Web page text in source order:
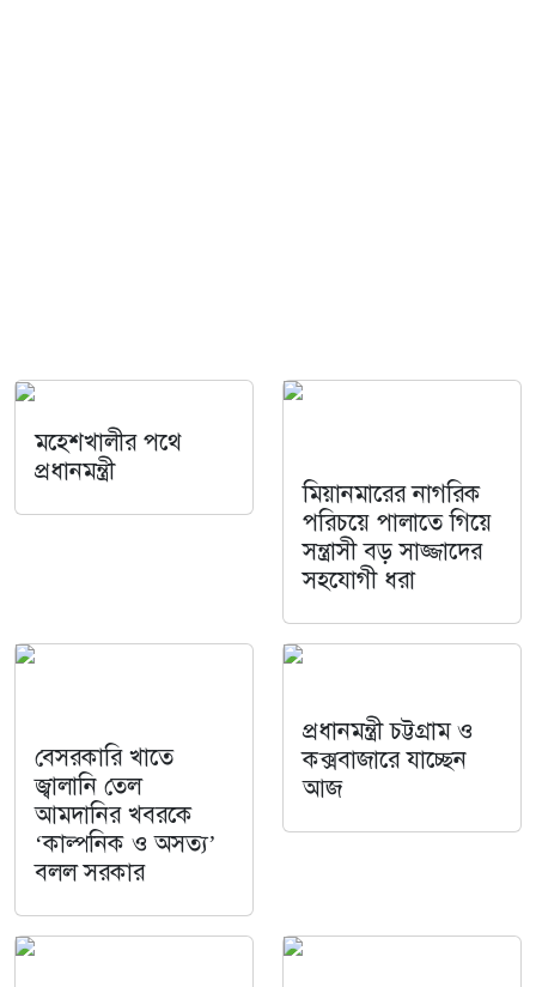
মহেশখালীর পথে
প্রধানমন্ত্রী
মিয়ানমারের নাগরিক
পরিচয়ে পালাতে গিয়ে
সন্ত্রাসী বড় সাজ্জাদের
সহযোগী ধরা
বেসরকারি খাতে
জ্বালানি তেল
আমদানির খবরকে
‘কাল্পনিক ও অসত্য’
বলল সরকার
প্রধানমন্ত্রী চট্টগ্রাম ও
কক্সবাজারে যাচ্ছেন
আজ